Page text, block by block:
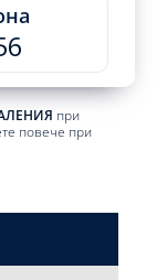
при
повече при